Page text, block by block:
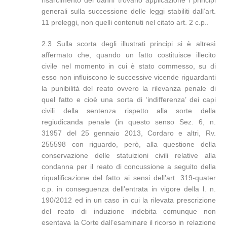
generali sulla successione delle leggi stabiliti dall’art.
11 preleggi, non quelli contenuti nel citato art. 2 c.p..
2.3 Sulla scorta degli illustrati principi si è altresì
affermato che, quando un fatto costituisce illecito
civile nel momento in cui è stato commesso, su di
esso non influiscono le successive vicende riguardanti
la punibilità del reato ovvero la rilevanza penale di
quel fatto e cioè una sorta di ‘indifferenza’ dei capi
civili della sentenza rispetto alla sorte della
regiudicanda penale (in questo senso Sez. 6, n.
31957 del 25 gennaio 2013, Cordaro e altri, Rv.
255598 con riguardo, però, alla questione della
conservazione delle statuizioni civili relative alla
condanna per il reato di concussione a seguito della
riqualificazione del fatto ai sensi dell’art. 319-quater
c.p. in conseguenza dell’entrata in vigore della l. n.
190/2012 ed in un caso in cui la rilevata prescrizione
del reato di induzione indebita comunque non
esentava la Corte dall’esaminare il ricorso in relazione